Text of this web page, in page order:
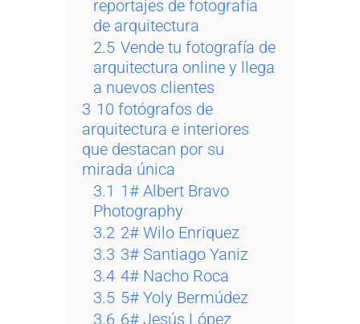
reportajes de fotografía
de arquitectura
2.5 Vende tu fotografía de
arquitectura online y llega
a nuevos clientes
3 10 fotógrafos de
arquitectura e interiores
que destacan por su
mirada única
3.1 1# Albert Bravo
Photography
3.2 2# Wilo Enriquez
3.3 3# Santiago Yaniz
3.4 4# Nacho Roca
3.5 5# Yoly Bermúdez
3.6 6# Jesús López